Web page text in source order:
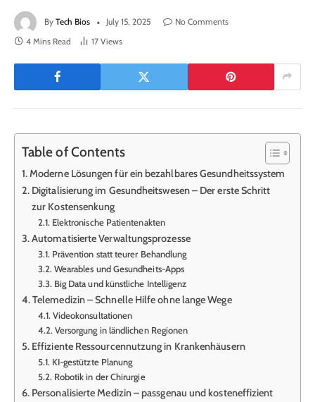
By Tech Bios July 15, 2025
No Comments
4 Mins Read
17 Views
Table of Contents
Moderne Lösungen für ein bezahlbares Gesundheitssystem
Digitalisierung im Gesundheitswesen – Der erste Schritt
zur Kostensenkung
Elektronische Patientenakten
Automatisierte Verwaltungsprozesse
Prävention statt teurer Behandlung
Wearables und Gesundheits-Apps
Big Data und künstliche Intelligenz
Telemedizin – Schnelle Hilfe ohne lange Wege
Videokonsultationen
Versorgung in ländlichen Regionen
Effiziente Ressourcennutzung in Krankenhäusern
KI-gestützte Planung
Robotik in der Chirurgie
Personalisierte Medizin – passgenau und kosteneffizient